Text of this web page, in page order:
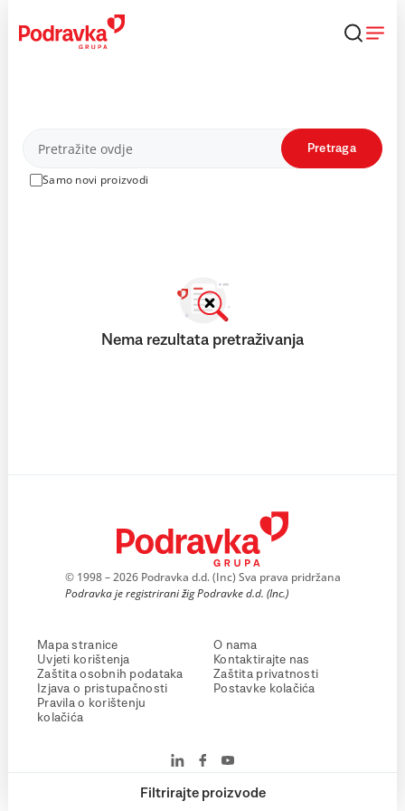
content
Proizvodi
Samo novi proizvodi
Pretraga
Filtrirajte proizvode
Nema rezultata pretraživanja
© 1998 – 2026 Podravka d.d. (Inc) Sva prava pridržana
Podravka je registrirani žig Podravke d.d. (Inc.)
Mapa stranice
Uvjeti korištenja
Zaštita osobnih podataka
Izjava o pristupačnosti
Pravila o korištenju
kolačića
O nama
Kontaktirajte nas
Zaštita privatnosti
Postavke kolačića